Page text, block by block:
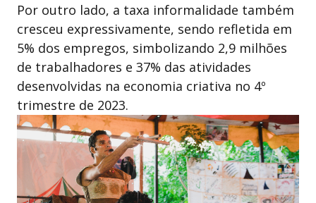
Por outro lado, a taxa informalidade também
cresceu expressivamente, sendo refletida em
5% dos empregos, simbolizando 2,9 milhões
de trabalhadores e 37% das atividades
desenvolvidas na economia criativa no 4º
trimestre de 2023.